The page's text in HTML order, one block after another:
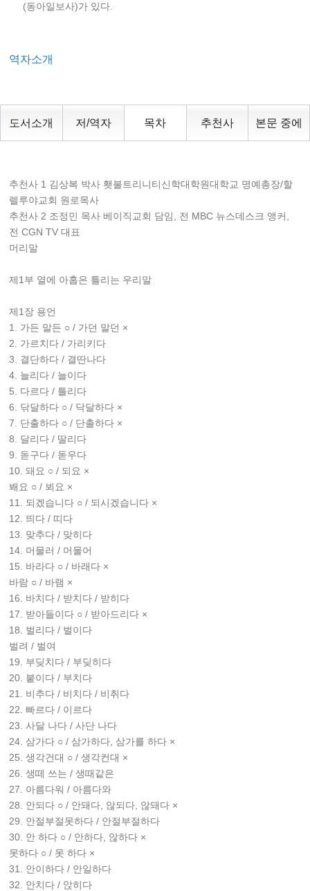
(동아일보사)가 있다.
역자소개
도서소개 저/역자 목차 추천사 본문 중에
추천사 1 김상복 박사 횃불트리니티신학대학원대학교 명예총장/할
렐루야교회 원로목사
추천사 2 조정민 목사 베이직교회 담임, 전 MBC 뉴스데스크 앵커,
전 CGN TV 대표
머리말
제1부 열에 아홉은 틀리는 우리말
제1장 용언
1. 가든 말든 ○ / 가던 말던 ×
2. 가르치다 / 가리키다
3. 결단하다 / 결딴나다
4. 늘리다 / 늘이다
5. 다르다 / 틀리다
6. 닦달하다 ○ / 닥달하다 ×
7. 단출하다 ○ / 단촐하다 ×
8. 달리다 / 딸리다
9. 돋구다 / 돋우다
10. 돼요 ○ / 되요 ×
봬요 ○ / 뵈요 ×
11. 되겠습니다 ○ / 되시겠습니다 ×
12. 띄다 / 띠다
13. 맞추다 / 맞히다
14. 머물러 / 머물어
15. 바라다 ○ / 바래다 ×
바람 ○ / 바램 ×
16. 바치다 / 받치다 / 받히다
17. 받아들이다 ○ / 받아드리다 ×
18. 벌리다 / 벌이다
벌려 / 벌여
19. 부딪치다 / 부딪히다
20. 붙이다 / 부치다
21. 비추다 / 비치다 / 비취다
22. 빠르다 / 이르다
23. 사달 나다 / 사단 나다
24. 삼가다 ○ / 삼가하다, 삼가를 하다 ×
25. 생각건대 ○ / 생각컨대 ×
26. 생떼 쓰는 / 생때같은
27. 아름다워 / 아름다와
28. 안되다 ○ / 안돼다, 않되다, 않돼다 ×
29. 안절부절못하다 / 안절부절하다
30. 안 하다 ○ / 안하다, 않하다 ×
못하다 ○ / 못 하다 ×
31. 안이하다 / 안일하다
32. 안치다 / 앉히다